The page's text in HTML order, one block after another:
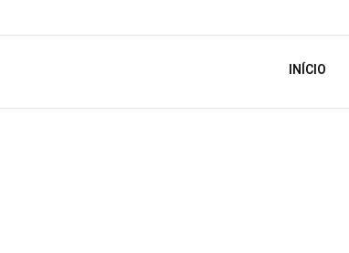
INÍCIO